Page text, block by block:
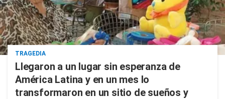
TRAGEDIA
Llegaron a un lugar sin esperanza de
América Latina y en un mes lo
transformaron en un sitio de sueños y